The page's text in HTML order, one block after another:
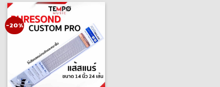
-20%